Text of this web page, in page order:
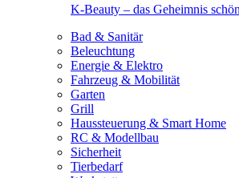
K-Beauty – das Geheimnis
Bad & Sanitär
Beleuchtung
Energie & Elektro
Fahrzeug & Mobilität
Garten
Grill
Haussteuerung & Smart Home
RC & Modellbau
Sicherheit
Tierbedarf